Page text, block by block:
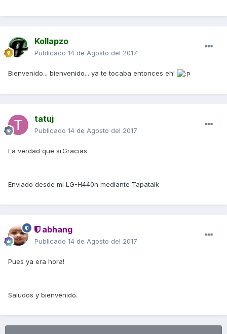
Kollapzo
Publicado 14 de Agosto del 2017
Bienvenido... bienvenido... ya te tocaba entonces eh!
tatuj
Publicado 14 de Agosto del 2017
La verdad que si.Gracias
Enviado desde mi LG-H440n mediante Tapatalk
abhang
Publicado 14 de Agosto del 2017
Pues ya era hora!
Saludos y bienvenido.